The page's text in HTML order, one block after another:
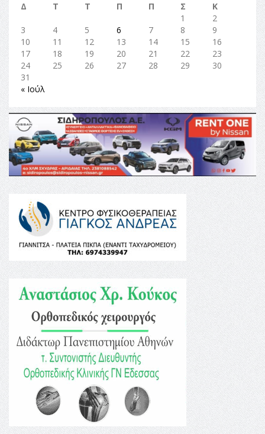
Δ
Τ Τ Π Π Σ
Κ
1
2
3
4 5 6 7 8
9
10
11 12 13 14 15
16
17
18 19 20 21 22
23
24
25 26 27 28 29
30
31
« Ιούλ